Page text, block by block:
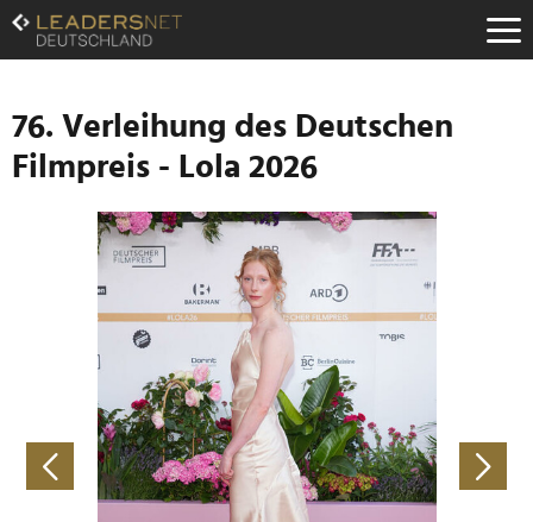
Zum
Inhalt
Zur
Navigation
Zur
Hauptnavigation
76. Verleihung des Deutschen
Filmpreis - Lola 2026